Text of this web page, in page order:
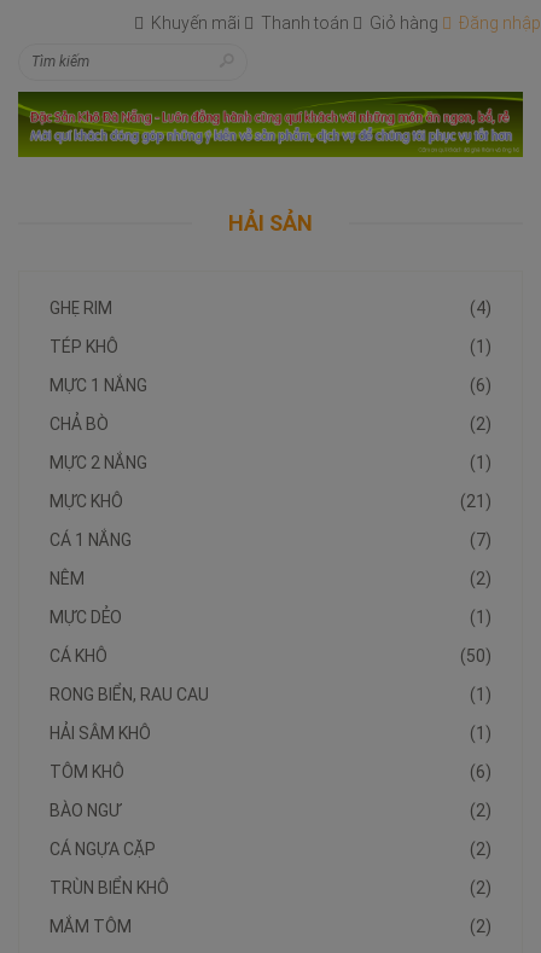
Khuyến mãi Thanh toán Giỏ hàng Đăng nhập
HẢI SẢN
(4)
GHẸ RIM
(1)
TÉP KHÔ
(6)
MỰC 1 NẮNG
(2)
CHẢ BÒ
(1)
MỰC 2 NẮNG
(21)
MỰC KHÔ
(7)
CÁ 1 NẮNG
(2)
NÊM
(1)
MỰC DẺO
(50)
CÁ KHÔ
(1)
RONG BIỂN, RAU CAU
(1)
HẢI SÂM KHÔ
(6)
TÔM KHÔ
(2)
BÀO NGƯ
(2)
CÁ NGỰA CẶP
(2)
TRÙN BIỂN KHÔ
(2)
MẮM TÔM